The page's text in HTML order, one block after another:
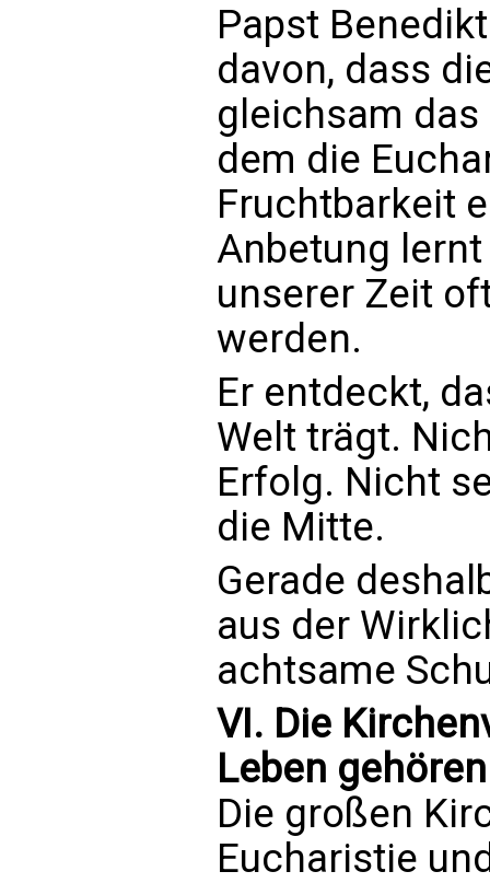
Papst
davon, dass
gleichsam
dem die
Fruchtbarkeit
Anbetung
unserer Zeit
werden.
Er entdeckt,
Welt trägt.
Erfolg. Nicht
die Mitte.
Gerade
aus der
achtsame
VI. Die
Leben
Die großen
Eucharistie